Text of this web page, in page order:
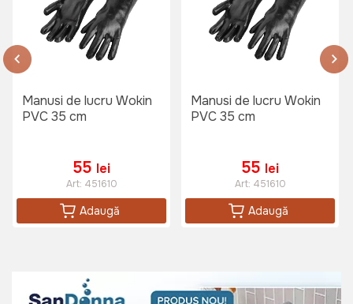
199 lei
Costum de ploaie Wokin L
275 lei
Art:
452905
Manusi de lucru Wokin
PVC 35 cm
55 lei
Art: 451610
Adaugă
Manusi de lucru Wokin
PVC 35 cm
55 lei
Art: 451610
Adaugă